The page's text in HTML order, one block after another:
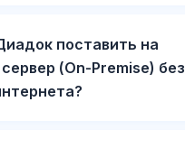
поставить на
(On-Premise) без